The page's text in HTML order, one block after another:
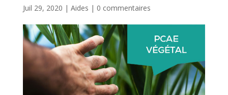
Juil 29, 2020 | Aides | 0 commentaires